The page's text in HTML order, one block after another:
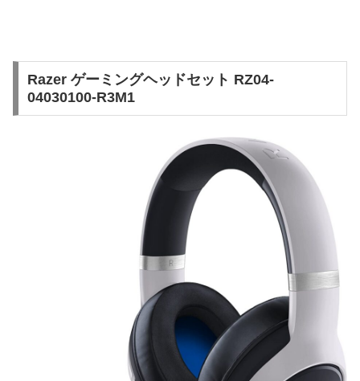
Razer ゲーミングヘッドセット RZ04-
04030100-R3M1